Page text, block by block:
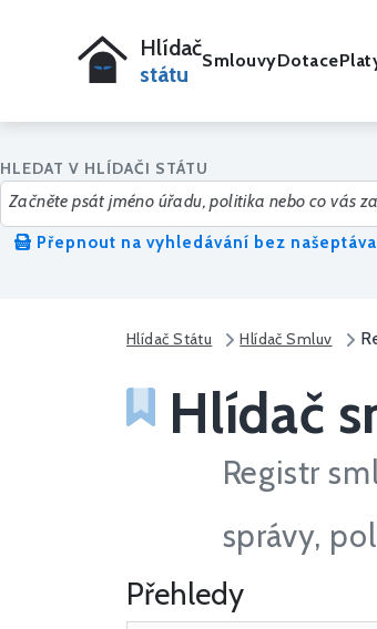
Hlídač
státu
SmlouvyDotace
HLEDAT V HLÍDAČI STÁTU
Přepnout na vyhledávání bez
Hlídač Státu Hlídač Smluv
Hlídač
Registr
správy,
Přehledy